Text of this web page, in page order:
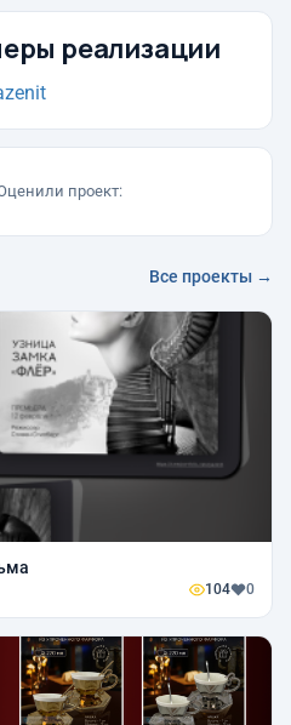
реализации
проект:
Все проекты →
104 0